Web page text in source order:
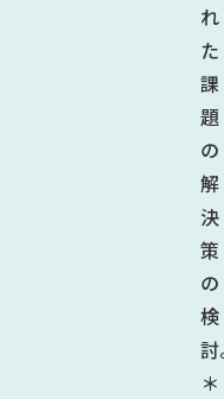
れ
た
課
題
の
解
決
策
の
検
＊